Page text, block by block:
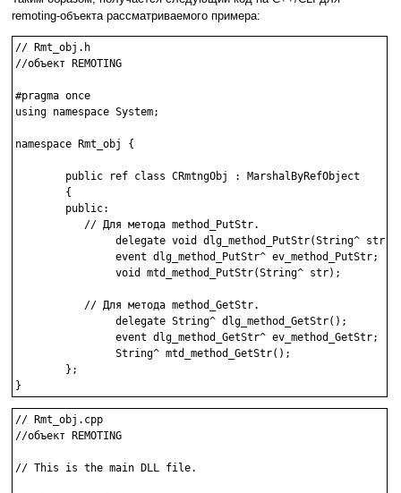
remoting-объекта рассматриваемого примера:
// Rmt_obj.h
//объект REMOTING
#pragma once
using namespace System;
namespace Rmt_obj {
public ref class CRmtngObj : MarshalByRefObject
{
public:
// Для метода method_PutStr.
delegate void dlg_method_PutStr(String^ str);
event dlg_method_PutStr^ ev_method_PutStr;
void mtd_method_PutStr(String^ str);
// Для метода method_GetStr.
delegate String^ dlg_method_GetStr();
event dlg_method_GetStr^ ev_method_GetStr;
String^ mtd_method_GetStr();
};
}
// Rmt_obj.cpp
//объект REMOTING
// This is the main DLL file.